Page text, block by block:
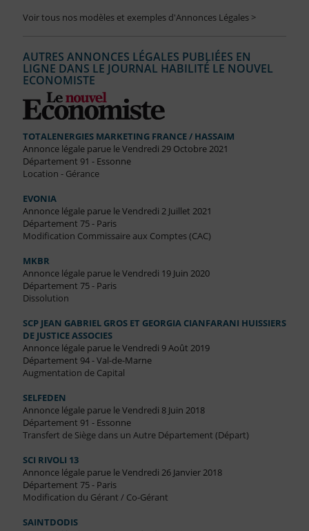
Voir tous nos modèles et exemples d'Annonces Légales >
AUTRES ANNONCES LÉGALES PUBLIÉES EN
LIGNE DANS LE JOURNAL HABILITÉ LE NOUVEL
ECONOMISTE
TOTALENERGIES MARKETING FRANCE / HASSAIM
Annonce légale parue le Vendredi 29 Octobre 2021
Département 91 - Essonne
Location - Gérance
EVONIA
Annonce légale parue le Vendredi 2 Juillet 2021
Département 75 - Paris
Modification Commissaire aux Comptes (CAC)
MKBR
Annonce légale parue le Vendredi 19 Juin 2020
Département 75 - Paris
Dissolution
SCP JEAN GABRIEL GROS ET GEORGIA CIANFARANI HUISSIERS
DE JUSTICE ASSOCIES
Annonce légale parue le Vendredi 9 Août 2019
Département 94 - Val-de-Marne
Augmentation de Capital
SELFEDEN
Annonce légale parue le Vendredi 8 Juin 2018
Département 91 - Essonne
Transfert de Siège dans un Autre Département (Départ)
SCI RIVOLI 13
Annonce légale parue le Vendredi 26 Janvier 2018
Département 75 - Paris
Modification du Gérant / Co-Gérant
SAINTDODIS